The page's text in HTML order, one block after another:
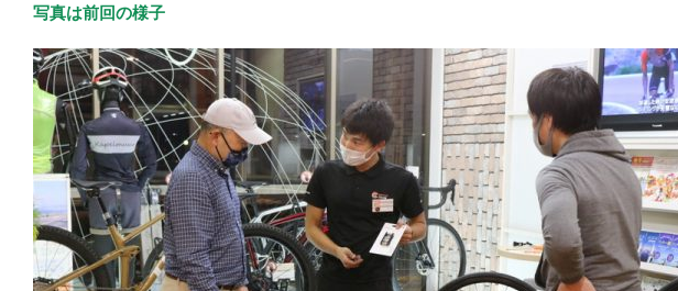
写真は前回の様子